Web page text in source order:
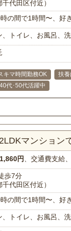
千代田区付近）
の間で1時間〜、好
、トイレ、お風呂、
キマ時間勤務OK 扶
代･50代活躍中
マンション
円 、交通費支給
歩7分
千代田区付近）
の間で1時間〜、好
、トイレ、お風呂、